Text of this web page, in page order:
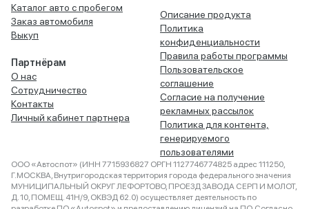
Каталог авто с пробегом
Заказ автомобиля
Выкуп
Партнёрам
О нас
Сотрудничество
Контакты
Личный кабинет партнера
Описание продукта
Политика
конфиденциальности
Правила работы программы
Пользовательское
соглашение
Согласие на получение
рекламных рассылок
Политика для контента,
генерируемого
пользователями
ООО «Автоспот» (ИНН 7715936827 ОРГН 1127746774825 адрес 111250,
Г.МОСКВА, Внутригородская территория города федерального значения
МУНИЦИПАЛЬНЫЙ ОКРУГ ЛЕФОРТОВО, ПРОЕЗД ЗАВОДА СЕРП И МОЛОТ,
Д. 10, ПОМЕЩ. 41Н/9, ОКВЭД 62.0) осуществляет деятельность по